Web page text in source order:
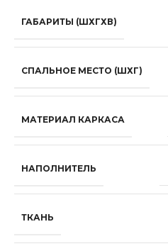
ГАБАРИТЫ (ШХГХВ)
СПАЛЬНОЕ МЕСТО (ШХГ)
МАТЕРИАЛ КАРКАСА
НАПОЛНИТЕЛЬ
ТКАНЬ